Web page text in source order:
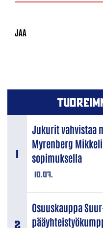
10.07.
Jukurit vahvistaa
Myrenberg
sopimuksella
Osuuskauppa